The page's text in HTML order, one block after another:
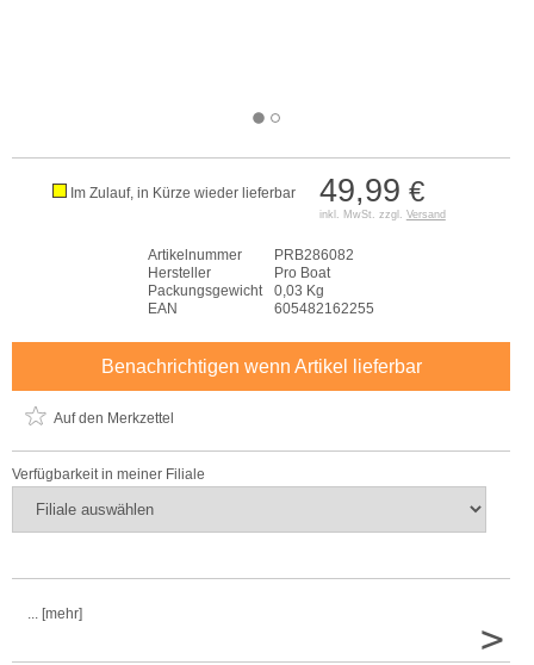
49,99 €
inkl. MwSt. zzgl. Versand
Im Zulauf, in Kürze wieder lieferbar
Artikelnummer
PRB286082
Hersteller
Pro Boat
Packungsgewicht
0,03 Kg
EAN
605482162255
Benachrichtigen wenn Artikel lieferbar
Auf den Merkzettel
Verfügbarkeit in meiner Filiale
... [mehr]
>